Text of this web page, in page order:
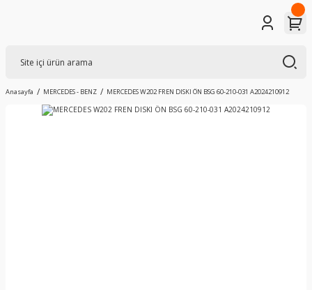
Anasayfa MERCEDES - BENZ MERCEDES W202 FREN DISKI ÖN BSG 60-210-031 A2024210912